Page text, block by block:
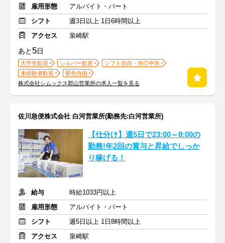
雇用形態
アルバイト・パート
シフト
週3日以上 1日6時間以上
アクセス
泉崎駅
あと 5日
大学生歓迎 シルバー歓迎
シフト自由・自己申告
未経験者歓迎
髪色自由
株式会社シムックス郡山営業所の求人一覧を見る
佐川急便株式会社 白河営業所(勤務先:白河営業所)
【仕分け】週5日で23:00～8:00の
勤務!年2回の賞与と昇給でしっか
り稼げる！
給与
時給1033円以上
雇用形態
アルバイト・パート
シフト
週5日以上 1日8時間以上
アクセス
泉崎駅